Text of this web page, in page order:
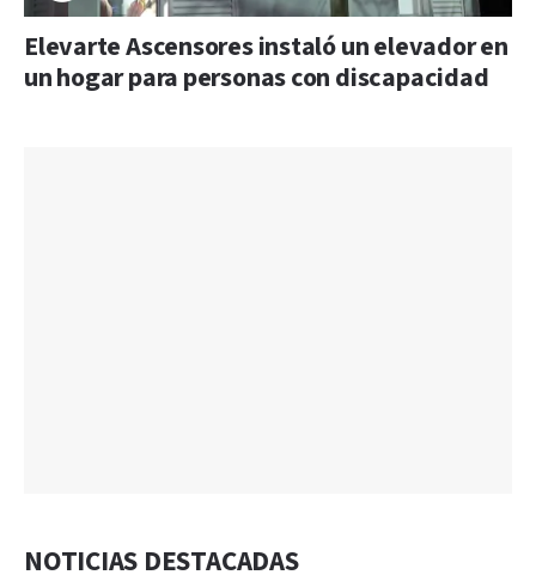
Elevarte Ascensores instaló un elevador en
un hogar para personas con discapacidad
NOTICIAS DESTACADAS